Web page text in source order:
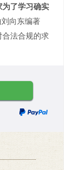
为了学习确实
向东编著
法合规的求